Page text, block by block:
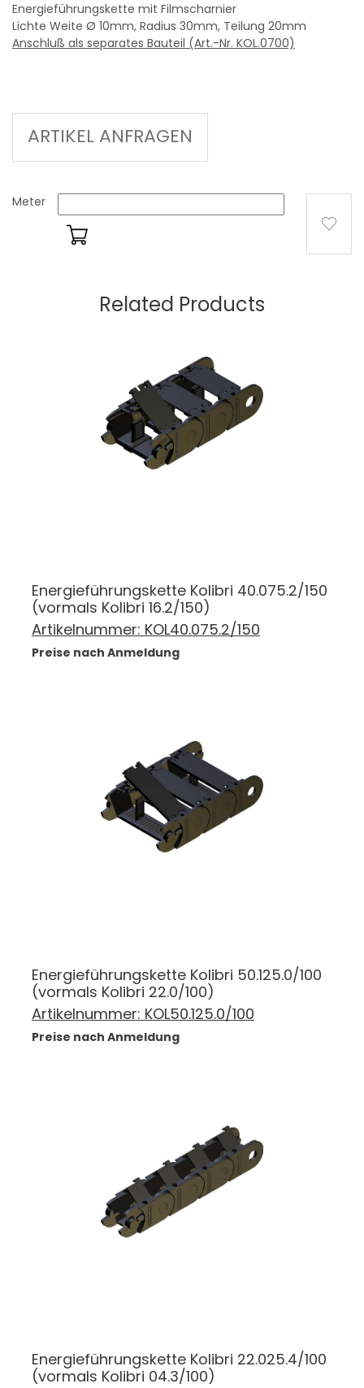
Energieführungskette mit Filmscharnier
Lichte Weite Ø 10mm, Radius 30mm, Teilung 20mm
Anschluß als separates Bauteil (Art.-Nr. KOL.0700)
ARTIKEL ANFRAGEN
Meter
Related Products
Energieführungskette Kolibri 40.075.2/150
(vormals Kolibri 16.2/150)
Artikelnummer: KOL40.075.2/150
Preise nach Anmeldung
Energieführungskette Kolibri 50.125.0/100
(vormals Kolibri 22.0/100)
Artikelnummer: KOL50.125.0/100
Preise nach Anmeldung
Energieführungskette Kolibri 22.025.4/100
(vormals Kolibri 04.3/100)